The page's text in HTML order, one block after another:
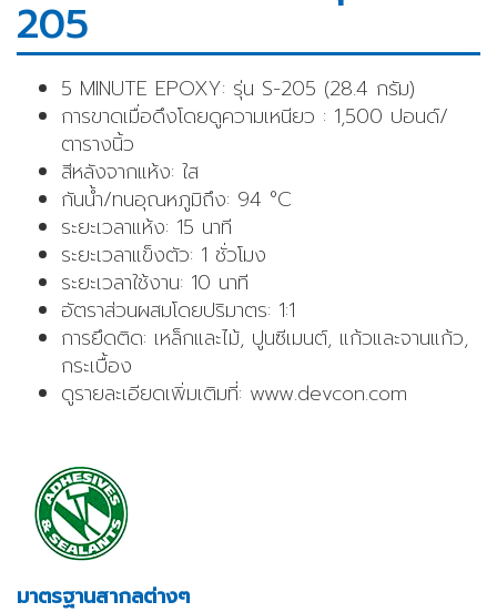
205
5 MINUTE EPOXY: รุ่น S-205 (28.4 กรัม)
การขาดเมื่อดึงโดยดูความเหนียว : 1,500 ปอนด์/
ตารางนิ้ว
สีหลังจากแห้ง: ใส
กันน้ำ/ทนอุณหภูมิถึง: 94 °C
ระยะเวลาแห้ง: 15 นาที
ระยะเวลาแข็งตัว: 1 ชั่วโมง
ระยะเวลาใช้งาน: 10 นาที
อัตราส่วนผสมโดยปริมาตร: 1:1
การยึดติด: เหล็กและไม้, ปูนซีเมนต์, แก้วและจานแก้ว,
กระเบื้อง
ดูรายละเอียดเพิ่มเติมที่: www.devcon.com
มาตรฐานสากลต่างๆ